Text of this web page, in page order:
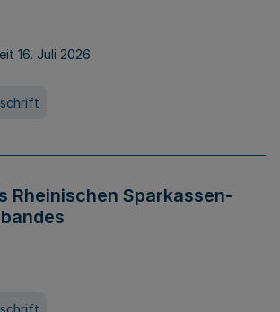
16. Juli 2026
Rheinischen Sparkassen-